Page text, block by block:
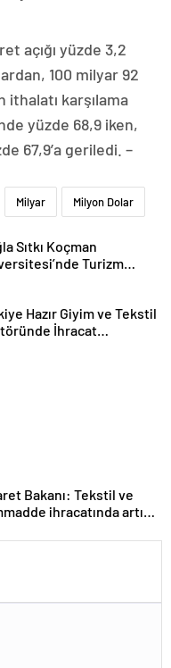
açığı yüzde 3,2
100 milyar 92
karşılama
yüzde 68,9 iken,
67,9’a geriledi. –
Milyar Milyon Dolar
Sıtkı Koçman
Turizm
Hazır Giyim ve Tekstil
İhracat
Bakanı: Tekstil ve
ihracatında artış